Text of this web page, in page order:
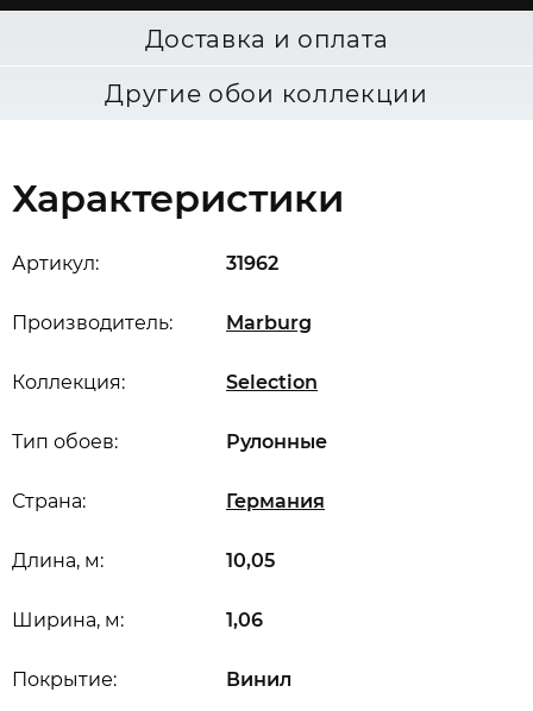
Доставка и оплата
Другие обои коллекции
Характеристики
Артикул: 31962
Производитель: Marburg
Коллекция: Selection
Длина, м: 10,05
Ширина, м: 1,06
Покрытие: Винил
Страна: Германия
Тип обоев: Рулонные